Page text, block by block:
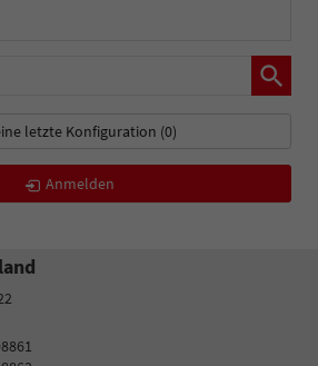
letzte Konfiguration (0)
Anmelden